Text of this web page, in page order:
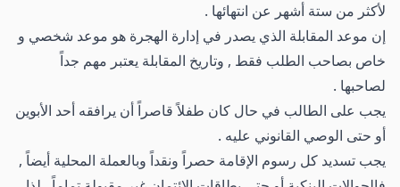
لأكثر من ستة أشهر عن انتهائها .
إن موعد المقابلة الذي يصدر في إدارة الهجرة هو موعد شخصي و
خاص بصاحب الطلب فقط , وتاريخ المقابلة يعتبر مهم جداً
لصاحبها .
يجب على الطالب في حال كان طفلاً قاصراً أن يرافقه أحد الأبوين
أو حتى الوصي القانوني عليه .
يجب تسديد كل رسوم الإقامة حصراً ونقداً وبالعملة المحلية أيضاً ,